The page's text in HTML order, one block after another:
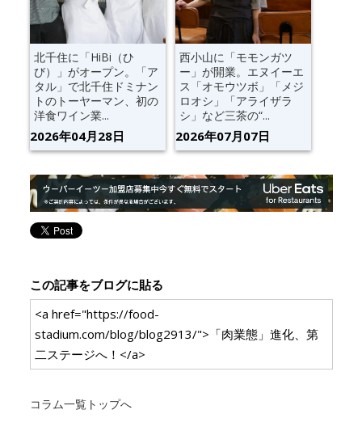
北千住に「HiBi（ひ
び）」がオープン。「ア
タル」で北千住ドミナン
トのトーヤーマン、初の
洋食ワイン業...
2026年04月28日
西小山に「モモンガツ
ー」が開業。エヌイーエ
ス「オモウツボ」「メジ
ロオシ」「アライザラ
シ」など三茶の“...
2026年07月07日
この記事をブログに貼る
<a href="https://food-
stadium.com/blog/blog2913/">「肉業態」進化、第
二ステージへ！</a>
コラム一覧トップへ